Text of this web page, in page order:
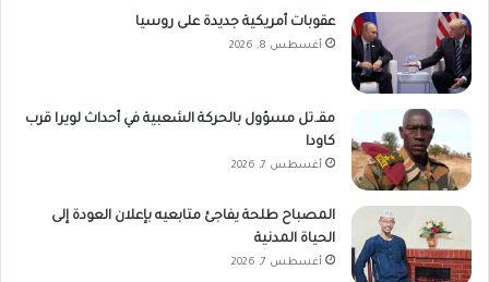
عقوبات أمريكية جديدة على روسيا
أغسطس 8, 2026
مقـ.تل مسؤول بالحركة الشعبية في أحداث لويرا قرب
كاودا
أغسطس 7, 2026
المصباح طلحة يفاجئ متابعيه بإعلان العودة إلى
الحياة المدنية
أغسطس 7, 2026